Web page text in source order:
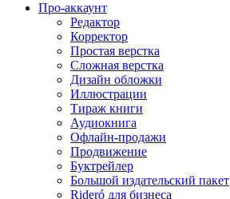
Про-аккаунт
Редактор
Корректор
Простая верстка
Сложная верстка
Дизайн обложки
Иллюстрации
Тираж книги
Аудиокнига
Офлайн-продажи
Продвижение
Буктрейлер
Большой издательский пакет
Rideró для бизнеса